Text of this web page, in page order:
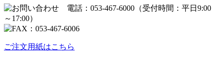
ご注文用紙はこちら